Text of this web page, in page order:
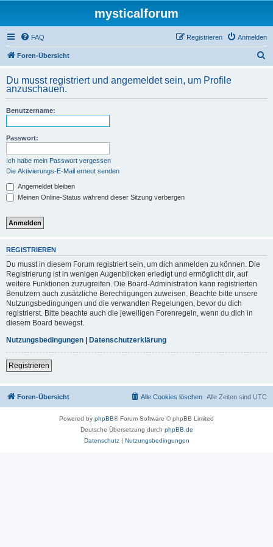
mysticalforum
FAQ Anmelden
Registrieren
Foren-Übersicht
h
Du musst registriert und angemeldet sein, um Profile
anzuschauen.
Benutzername:
Passwort:
Ich habe mein Passwort vergessen
Die Aktivierungs-E-Mail erneut senden
Angemeldet bleiben
Meinen Online-Status während dieser Sitzung verbergen
REGISTRIEREN
Du musst in diesem Forum registriert sein, um dich anmelden zu können. Die
Registrierung ist in wenigen Augenblicken erledigt und ermöglicht dir, auf
weitere Funktionen zuzugreifen. Die Board-Administration kann registrierten
Benutzern auch zusätzliche Berechtigungen zuweisen. Beachte bitte unsere
Nutzungsbedingungen und die verwandten Regelungen, bevor du dich
registrierst. Bitte beachte auch die jeweiligen Forenregeln, wenn du dich in
diesem Board bewegst.
Nutzungsbedingungen | Datenschutzerklärung
Registrieren
Foren-Übersicht Alle Zeiten sind UTC
Alle Cookies löschen
Powered by phpBB® Forum Software © phpBB Limited
Deutsche Übersetzung durch phpBB.de
Datenschutz| Nutzungsbedingungen